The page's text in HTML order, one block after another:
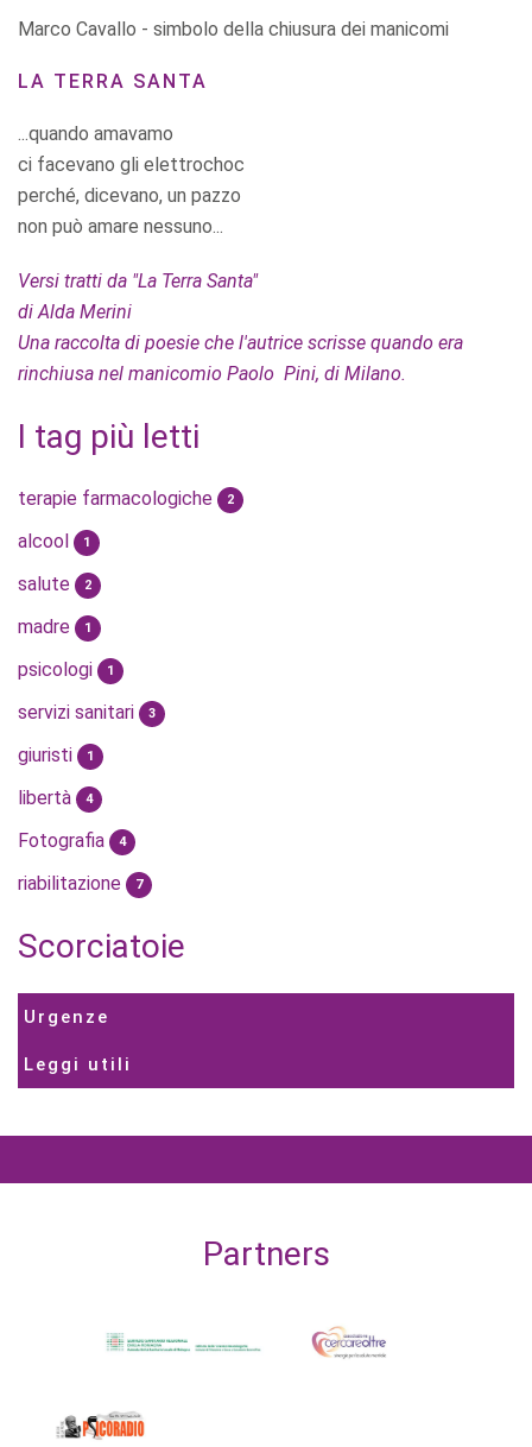
Marco Cavallo - simbolo della chiusura dei manicomi
LA TERRA SANTA
...quando amavamo
ci facevano gli elettrochoc
perché, dicevano, un pazzo
non può amare nessuno...
Versi tratti da "La Terra Santa"
di Alda Merini
Una raccolta di poesie che l'autrice scrisse quando era
rinchiusa nel manicomio Paolo Pini, di Milano.
I tag più letti
terapie farmacologiche 2
alcool 1
salute 2
madre 1
psicologi 1
servizi sanitari 3
giuristi 1
libertà 4
Fotografia 4
riabilitazione 7
Scorciatoie
Urgenze
Leggi utili
Partners